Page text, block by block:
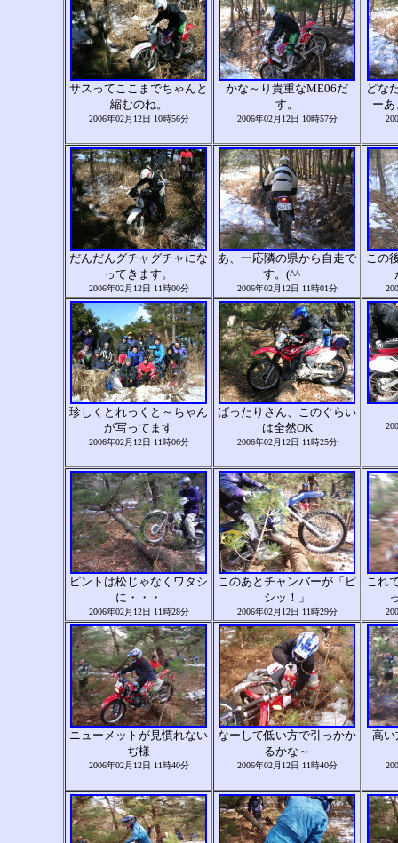
サスってここまでちゃんと
縮むのね。
2006年02月12日 10時56分
かな～り貴重なME06だ
す。
2006年02月12日 10時57分
どな
ー
だんだんグチャグチャにな
ってきます。
2006年02月12日 11時00分
あ、一応隣の県から自走で
す。(^^ゞ
2006年02月12日 11時01分
この
珍しくとれっくと～ちゃん
が写ってます
2006年02月12日 11時06分
ばったりさん、このぐらい
は全然OK
2006年02月12日 11時25分
ピントは松じゃなくワタシ
に・・・
2006年02月12日 11時28分
このあとチャンバーが「ピ
シッ！」
2006年02月12日 11時29分
これ
ニューメットが見慣れない
ぢ様
2006年02月12日 11時40分
なーして低い方で引っかか
るかな～
2006年02月12日 11時40分
高い